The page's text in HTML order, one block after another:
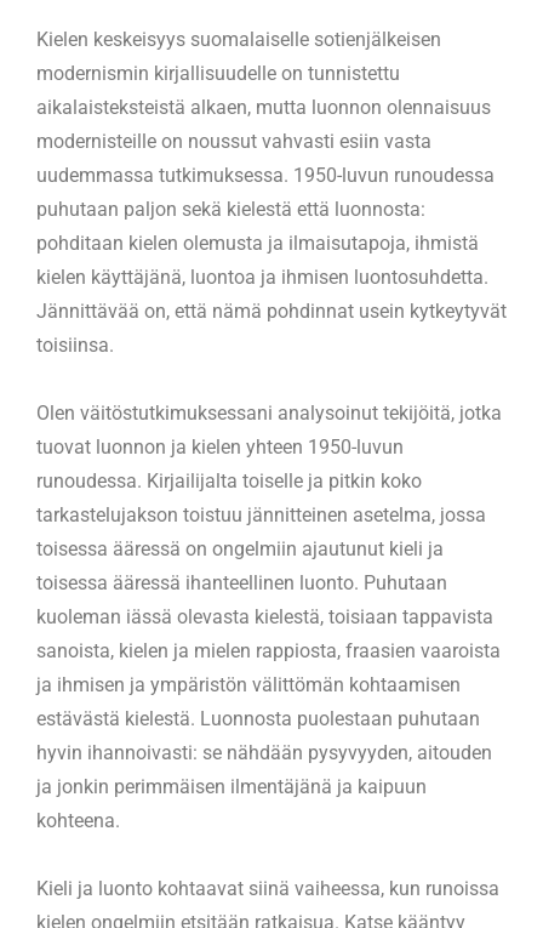
Kielen keskeisyys suomalaiselle sotienjälkeisen
modernismin kirjallisuudelle on tunnistettu
aikalaisteksteistä alkaen, mutta luonnon olennaisuus
modernisteille on noussut vahvasti esiin vasta
uudemmassa tutkimuksessa. 1950-luvun runoudessa
puhutaan paljon sekä kielestä että luonnosta:
pohditaan kielen olemusta ja ilmaisutapoja, ihmistä
kielen käyttäjänä, luontoa ja ihmisen luontosuhdetta.
Jännittävää on, että nämä pohdinnat usein kytkeytyvät
toisiinsa.
Olen väitöstutkimuksessani analysoinut tekijöitä, jotka
tuovat luonnon ja kielen yhteen 1950-luvun
runoudessa. Kirjailijalta toiselle ja pitkin koko
tarkastelujakson toistuu jännitteinen asetelma, jossa
toisessa ääressä on ongelmiin ajautunut kieli ja
toisessa ääressä ihanteellinen luonto. Puhutaan
kuoleman iässä olevasta kielestä, toisiaan tappavista
sanoista, kielen ja mielen rappiosta, fraasien vaaroista
ja ihmisen ja ympäristön välittömän kohtaamisen
estävästä kielestä. Luonnosta puolestaan puhutaan
hyvin ihannoivasti: se nähdään pysyvyyden, aitouden
ja jonkin perimmäisen ilmentäjänä ja kaipuun
kohteena.
Kieli ja luonto kohtaavat siinä vaiheessa, kun runoissa
kielen ongelmiin etsitään ratkaisua. Katse kääntyy